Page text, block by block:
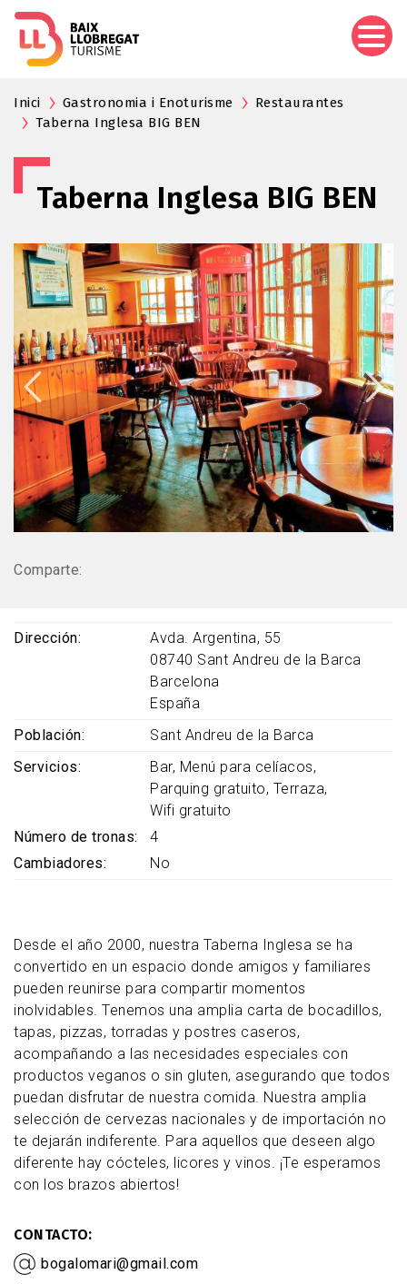
Inici Gastronomia i Enoturisme
Restaurantes
Taberna Inglesa BIG BEN
Taberna Inglesa BIG BEN
Comparte:
Desde el año 2000, nuestra Taberna Inglesa se ha
convertido en un espacio donde amigos y familiares
pueden reunirse para compartir momentos
inolvidables. Tenemos una amplia carta de bocadillos,
tapas, pizzas, torradas y postres caseros,
acompañando a las necesidades especiales con
productos veganos o sin gluten, asegurando que todos
puedan disfrutar de nuestra comida. Nuestra amplia
selección de cervezas nacionales y de importación no
te dejarán indiferente. Para aquellos que deseen algo
diferente hay cócteles, licores y vinos. ¡Te esperamos
con los brazos abiertos!
CONTACTO
bogalomari@gmail.com
Dirección
Avda. Argentina, 55
08740 Sant Andreu de la Barca
Barcelona
España
Población
Sant Andreu de la Barca
Servicios
Bar Menú para celíacos
Parquing gratuito Terraza
Wifi gratuito
Número de tronas
4
Cambiadores
No